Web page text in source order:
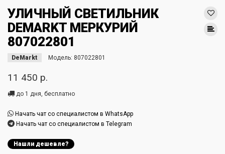
УЛИЧНЫЙ СВЕТИЛЬНИК
DEMARKT МЕРКУРИЙ
807022801
DeMarkt Модель: 807022801
11 450 р.
до 1 дня, бесплатно
Начать чат со специалистом в WhatsApp
Начать чат со специалистом в Telegram
Нашли дешевле?